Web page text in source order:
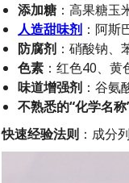
添加糖：高果糖玉
人造甜味剂：阿斯
防腐剂：硝酸钠、
色素：红色40、黄
味道增强剂：谷氨
不熟悉的“化学名称
快速经验法则：成分